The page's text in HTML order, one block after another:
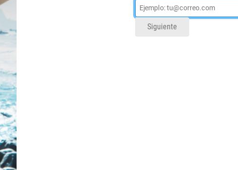
Siguiente